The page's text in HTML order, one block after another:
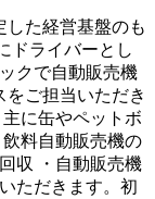
した経営基盤のも
ドライバーとし
クで自動販売機
ご担当いただき
に缶やペットボ
飲料自動販売機の
収 ・自動販売機
ただきます。初